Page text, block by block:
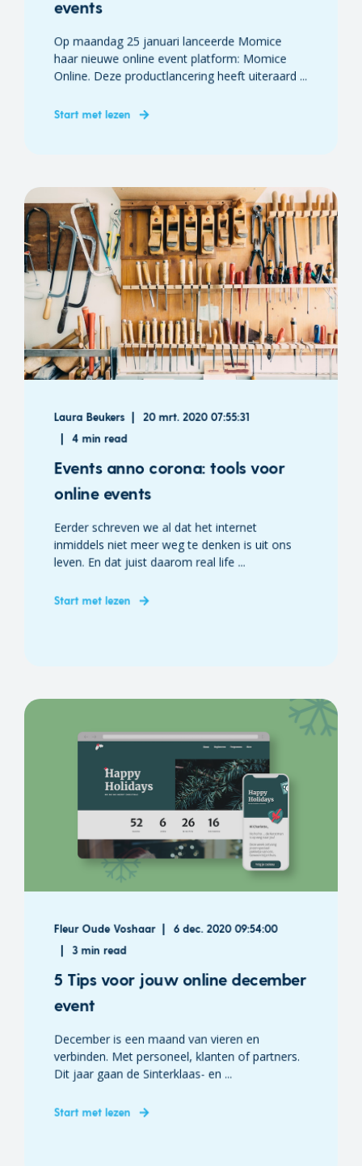
events
Op maandag 25 januari lanceerde Momice
haar nieuwe online event platform: Momice
Online. Deze productlancering heeft uiteraard ...
Start met lezen
Laura Beukers 20 mrt. 2020 07:55:31
4 min read
Events anno corona: tools voor
online events
Eerder schreven we al dat het internet
inmiddels niet meer weg te denken is uit ons
leven. En dat juist daarom real life ...
Start met lezen
Fleur Oude Voshaar 6 dec. 2020 09:54:00
3 min read
5 Tips voor jouw online december
event
December is een maand van vieren en
verbinden. Met personeel, klanten of partners.
Dit jaar gaan de Sinterklaas- en ...
Start met lezen